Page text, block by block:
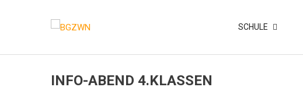
SCHULE
INFO-ABEND 4.KLASSEN